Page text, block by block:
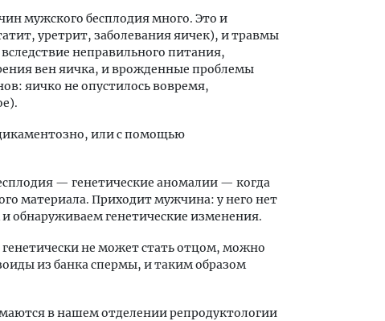
мужского бесплодия много. Это и
уретрит, заболевания яичек), и травмы
неправильного питания,
вен яичка, и врожденные проблемы
яичко не опустилось вовремя,
или с помощью
— генетические аномалии — когда
материала. Приходит мужчина: у него нет
обнаруживаем генетические изменения.
не может стать отцом, можно
из банка спермы, и таким образом
в нашем отделении репродуктологии